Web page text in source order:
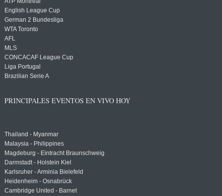
English League Cup
German 2 Bundesliga
WTA Toronto
AFL
MLS
CONCACAF League Cup
Liga Portugal
Brazilian Serie A
PRINCIPALES EVENTOS EN VIVO HOY
Thailand - Myanmar
Malaysia - Philippines
Magdeburg - Eintracht Braunschweig
Darmstadt - Holstein Kiel
Karlsruher - Arminia Bielefeld
Heidenheim - Osnabrück
Cambridge United - Barnet